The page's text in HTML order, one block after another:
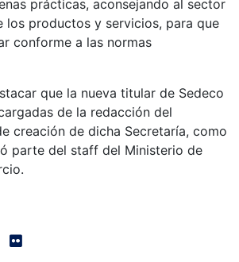
prácticas, aconsejando al sector
los productos y servicios, para que
conforme a las normas
que la nueva titular de Sedeco
de la redacción del
creación de dicha Secretaría, como
parte del staff del Ministerio de